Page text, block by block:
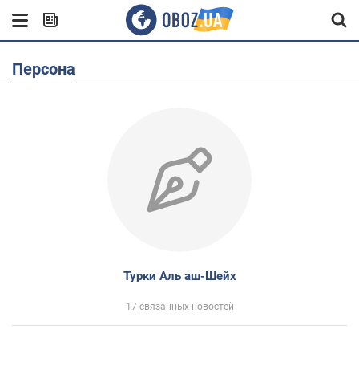
Персона
Турки Аль аш-Шейх
17 связанных новостей